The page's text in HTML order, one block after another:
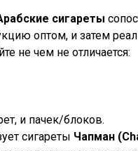
сигареты
оптом, и затем
не чем не отличается:
и пачек/блоков.
сигареты Чапман